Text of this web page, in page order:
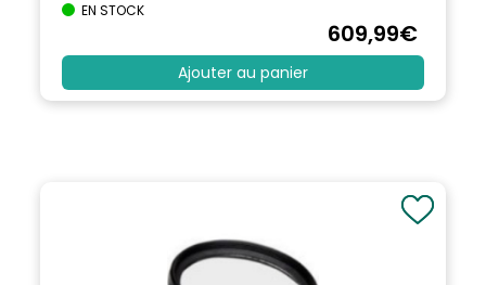
EN STOCK
609,99€
Ajouter au panier